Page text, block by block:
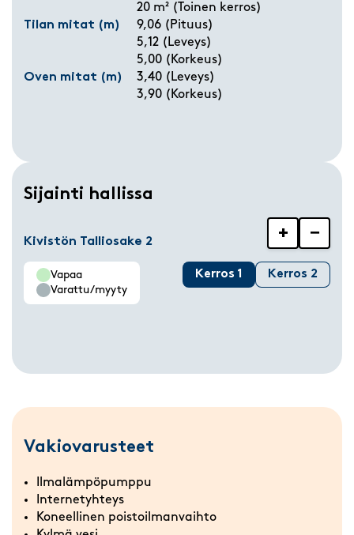
20 m² (Toinen kerros)
Tilan mitat (m)
9,06 (Pituus)
5,12 (Leveys)
5,00 (Korkeus)
Oven mitat (m)
3,40 (Leveys)
3,90 (Korkeus)
Sijainti hallissa
Kivistön Talliosake 2 + −
Vapaa
Varattu/myyty
Kerros 1 Kerros 2
Vakiovarusteet
Ilmalämpöpumppu
Internetyhteys
Koneellinen poistoilmanvaihto